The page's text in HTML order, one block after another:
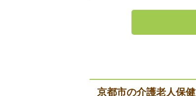
京都市の介護老人保